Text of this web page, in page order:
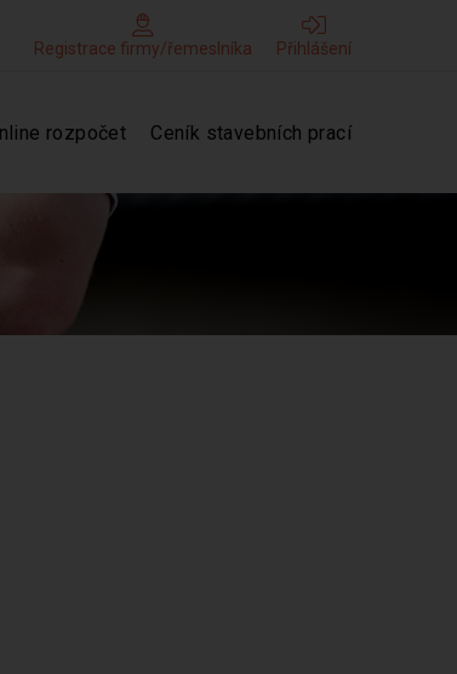
Registrace firmy/řemeslníka Přihlášení
rozpočet Ceník stavebních prací